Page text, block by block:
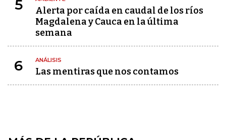
5
Alerta por caída en caudal de los ríos
Magdalena y Cauca en la última
semana
6 ANÁLISIS
Las mentiras que nos contamos